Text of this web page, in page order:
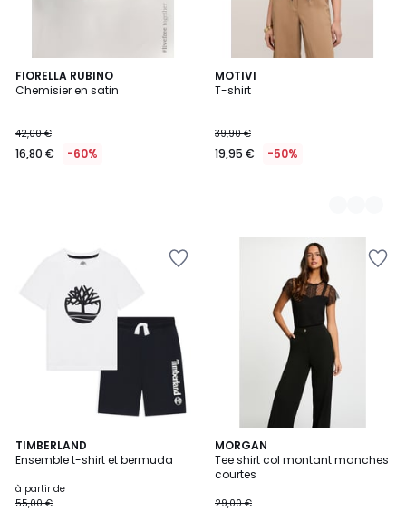
FIORELLA RUBINO
Chemisier en satin
42,00 €
16,80 € -60%
MOTIVI
T-shirt
39,90 €
19,95 € -50%
2
Couleurs
TIMBERLAND
Ensemble t-shirt et bermuda
à partir de
55,00 €
2
Couleurs
MORGAN
Tee shirt col montant manches
courtes
29,00 €